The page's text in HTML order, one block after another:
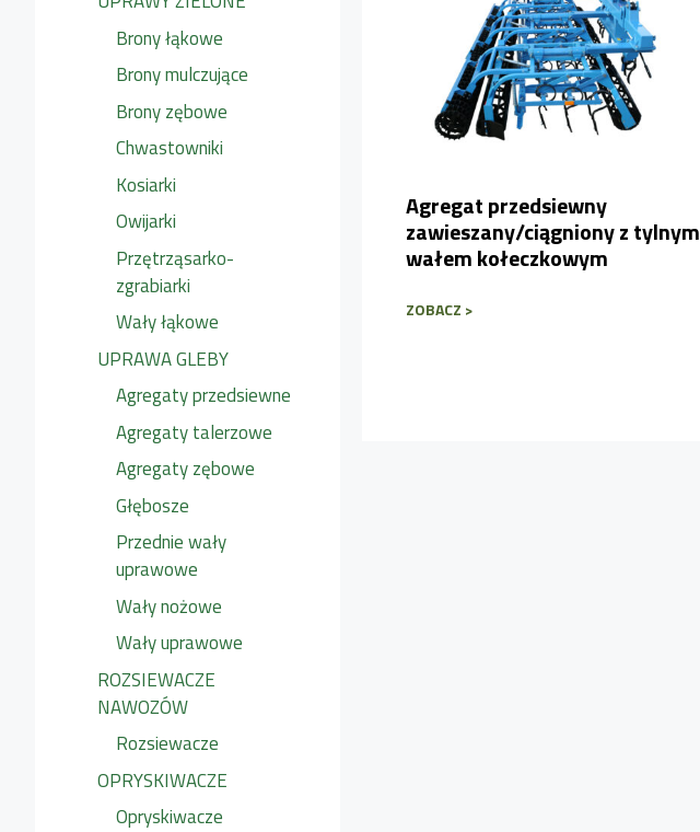
Agregat przedsiewny
zawieszany/ciągniony z tylnym
wałem kołeczkowym
ZOBACZ >
Brony łąkowe
Brony mulczujące
Brony zębowe
Chwastowniki
Kosiarki
Owijarki
Przętrząsarko-
zgrabiarki
Wały łąkowe
UPRAWA GLEBY
Agregaty przedsiewne
Agregaty talerzowe
Agregaty zębowe
Głębosze
Przednie wały
uprawowe
Wały nożowe
Wały uprawowe
ROZSIEWACZE
NAWOZÓW
Rozsiewacze
OPRYSKIWACZE
Opryskiwacze